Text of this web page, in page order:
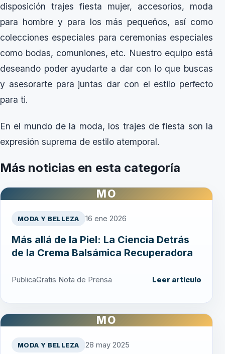
disposición trajes fiesta mujer, accesorios, moda
para hombre y para los más pequeños, así como
colecciones especiales para ceremonias especiales
como bodas, comuniones, etc. Nuestro equipo está
deseando poder ayudarte a dar con lo que buscas
y asesorarte para juntas dar con el estilo perfecto
para ti.
En el mundo de la moda, los trajes de fiesta son la
expresión suprema de estilo atemporal.
Más noticias en esta categoría
MO
MODA Y BELLEZA 16 ene 2026
Más allá de la Piel: La Ciencia Detrás
de la Crema Balsámica Recuperadora
PublicaGratis Nota de Prensa Leer artículo
MO
MODA Y BELLEZA 28 may 2025